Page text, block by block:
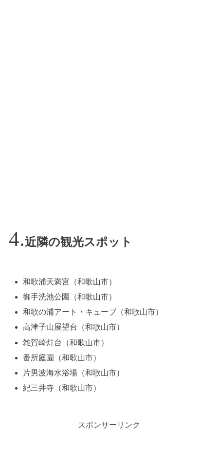
近隣の観光スポット
和歌浦天満宮（和歌山市）
御手洗池公園（和歌山市）
和歌の浦アート・キューブ（和歌山市）
高津子山展望台（和歌山市）
雑賀崎灯台（和歌山市）
番所庭園（和歌山市）
片男波海水浴場（和歌山市）
紀三井寺（和歌山市）
スポンサーリンク